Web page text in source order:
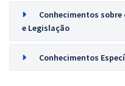
Conhecimentos sobre
e Legislação
Conhecimentos